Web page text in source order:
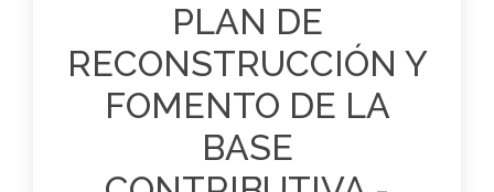
PLAN DE
RECONSTRUCCIÓN Y
FOMENTO DE LA
BASE